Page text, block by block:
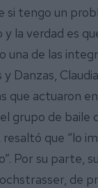
si tengo un
y la verdad es
una de las
Danzas,
que actuaron
grupo de baile
resaltó que “lo
Por su parte,
de